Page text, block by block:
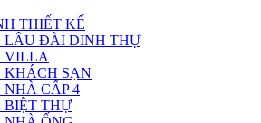
THIẾT KẾ
LÂU ĐÀI DINH THỰ
VILLA
KHÁCH SẠN
CẤP 4
BIỆT THỰ